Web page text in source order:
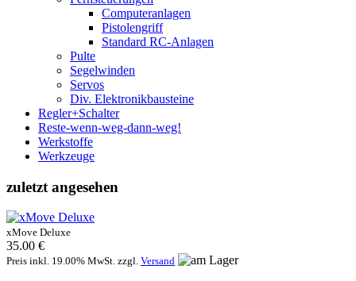
Computeranlagen
Pistolengriff
Standard RC-Anlagen
Pulte
Segelwinden
Servos
Div. Elektronikbausteine
Regler+Schalter
Reste-wenn-weg-dann-weg!
Werkstoffe
Werkzeuge
zuletzt angesehen
xMove Deluxe
35.00 €
Preis inkl. 19.00% MwSt. zzgl. Versand